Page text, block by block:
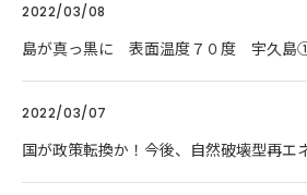
2022/03/08
島が真っ黒に 表面温度７０度 宇久島
2022/03/07
国が政策転換か！今後、自然破壊型再エ